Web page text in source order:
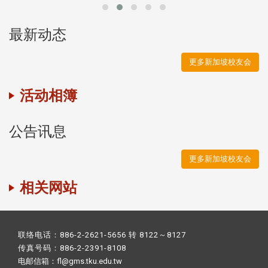
最新动态
更多新加坡校友会
活动相簿
公告讯息
更多新加坡校友会
相关网站
联络电话：886-2-2621-5656 转 8122～8127
传真号码：886-2-2391-8108
电邮信箱：fl@gms.tku.edu.tw